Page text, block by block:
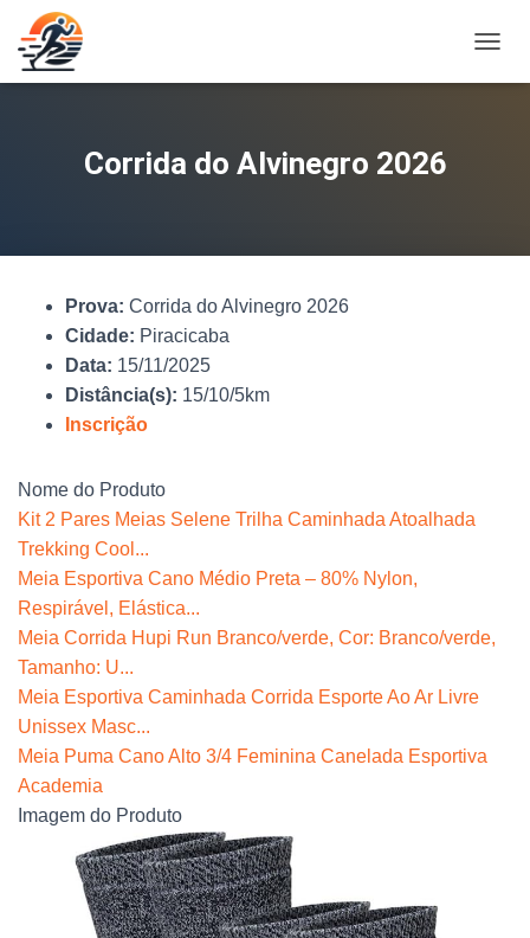
L
Corrida do Alvinegro 2026
Prova: Corrida do Alvinegro 2026
Cidade: Piracicaba
Data: 15/11/2025
Distância(s): 15/10/5km
Inscrição
Nome do Produto
Kit 2 Pares Meias Selene Trilha Caminhada Atoalhada
Trekking Cool...
Meia Esportiva Cano Médio Preta – 80% Nylon,
Respirável, Elástica...
Meia Corrida Hupi Run Branco/verde, Cor: Branco/verde,
Tamanho: U...
Meia Esportiva Caminhada Corrida Esporte Ao Ar Livre
Unissex Masc...
Meia Puma Cano Alto 3/4 Feminina Canelada Esportiva
Academia
Imagem do Produto